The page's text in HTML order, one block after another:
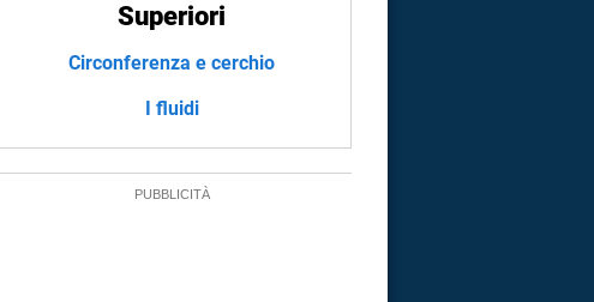
Superiori
Circonferenza e cerchio
I fluidi